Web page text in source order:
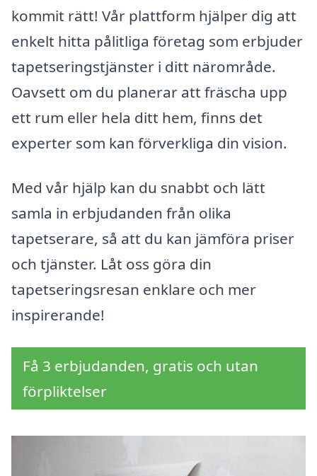
kommit rätt! Vår plattform hjälper dig att
enkelt hitta pålitliga företag som erbjuder
tapetseringstjänster i ditt närområde.
Oavsett om du planerar att fräscha upp
ett rum eller hela ditt hem, finns det
experter som kan förverkliga din vision.
Med vår hjälp kan du snabbt och lätt
samla in erbjudanden från olika
tapetserare, så att du kan jämföra priser
och tjänster. Låt oss göra din
tapetseringsresan enklare och mer
inspirerande!
Få 3 erbjudanden, gratis och utan
förpliktelser